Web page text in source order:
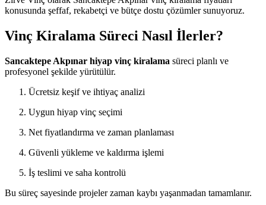
konusunda şeffaf, rekabetçi ve bütçe dostu çözümler sunuyoruz.
Vinç Kiralama Süreci Nasıl İlerler?
Sancaktepe Akpınar hiyap vinç kiralama süreci planlı ve
profesyonel şekilde yürütülür.
Ücretsiz keşif ve ihtiyaç analizi
Uygun hiyap vinç seçimi
Net fiyatlandırma ve zaman planlaması
Güvenli yükleme ve kaldırma işlemi
İş teslimi ve saha kontrolü
Bu süreç sayesinde projeler zaman kaybı yaşanmadan tamamlanır.